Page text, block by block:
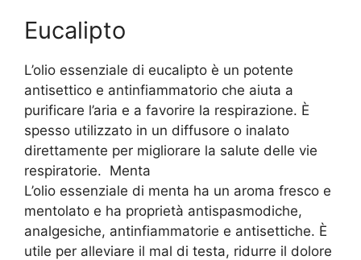
Eucalipto
L’olio essenziale di eucalipto è un potente
antisettico e antinfiammatorio che aiuta a
purificare l’aria e a favorire la respirazione. È
spesso utilizzato in un diffusore o inalato
direttamente per migliorare la salute delle vie
respiratorie. Menta
L’olio essenziale di menta ha un aroma fresco e
mentolato e ha proprietà antispasmodiche,
analgesiche, antinfiammatorie e antisettiche. È
utile per alleviare il mal di testa, ridurre il dolore